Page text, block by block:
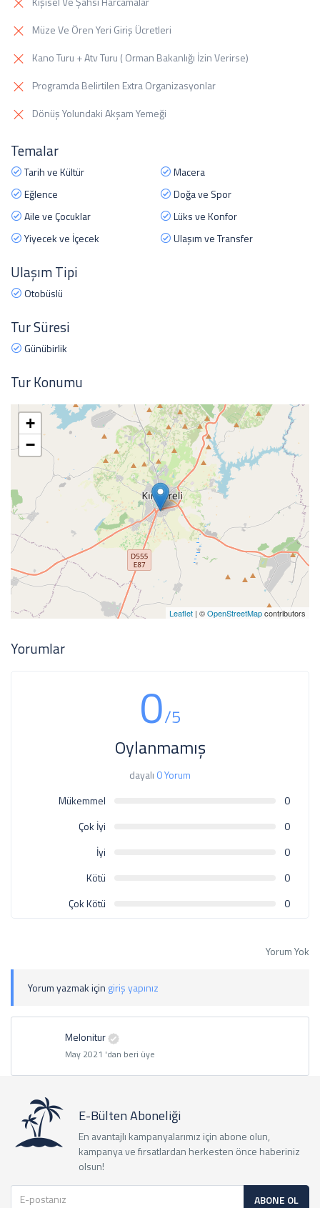
Müze Ve Ören Yeri Giriş Ücretleri
Kano Turu + Atv Turu ( Orman Bakanlığı İzin Verirse)
Programda Belirtilen Extra Organizasyonlar
Dönüş Yolundaki Akşam Yemeği
Temalar
Tarih ve Kültür
Macera
Eğlence
Doğa ve Spor
Aile ve Çocuklar
Lüks ve Konfor
Yiyecek ve İçecek
Ulaşım ve Transfer
Ulaşım Tipi
Otobüslü
Tur Süresi
Günübirlik
Tur Konumu
+
−
Leaflet | ©OpenStreetMapcontributors
Yorumlar
0/5
Oylanmamış
dayalı 0 Yorum
Mükemmel
0
Çok İyi
0
İyi
0
Kötü
0
Çok Kötü
0
Yorum Yok
Yorum yazmak için giriş yapınız
Melonitur
May 2021 'dan beri üye
E-Bülten Aboneliği
En avantajlı kampanyalarımız için abone olun,
kampanya ve fırsatlardan herkesten önce haberiniz
olsun!
ABONE OL